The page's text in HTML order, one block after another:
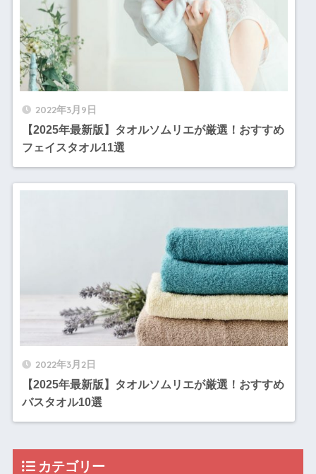
2022年3月9日
【2025年最新版】タオルソムリエが厳選！おすすめ
フェイスタオル11選
2022年3月2日
【2025年最新版】タオルソムリエが厳選！おすすめ
バスタオル10選
カテゴリー